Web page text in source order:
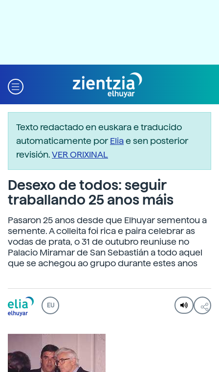
Texto redactado en euskara e traducido
automaticamente porEliae sen posterior
revisión.VER ORIXINAL
Desexo de todos: seguir
traballando 25 anos máis
Pasaron 25 anos desde que Elhuyar sementou a
semente. A colleita foi rica e paira celebrar as
vodas de prata, o 31 de outubro reuniuse no
Palacio Miramar de San Sebastián a todo aquel
que se achegou ao grupo durante estes anos
EU